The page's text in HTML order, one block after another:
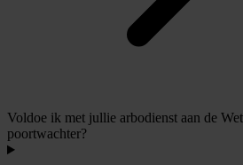
Voldoe ik met jullie arbodienst aan de
poortwachter?